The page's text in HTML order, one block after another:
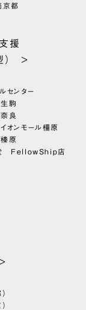
京都
援
） >
センター
駒
良
オンモール橿原
原
FellowShip店